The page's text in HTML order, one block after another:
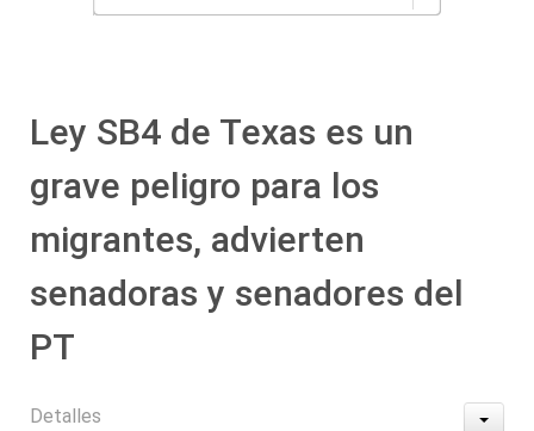
Ley SB4 de Texas es un
grave peligro para los
migrantes, advierten
senadoras y senadores del
PT
Detalles